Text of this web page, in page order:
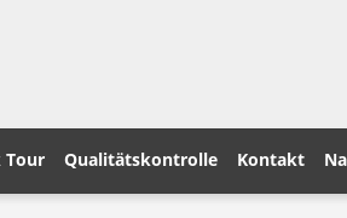
Tour Qualitätskontrolle Kontakt